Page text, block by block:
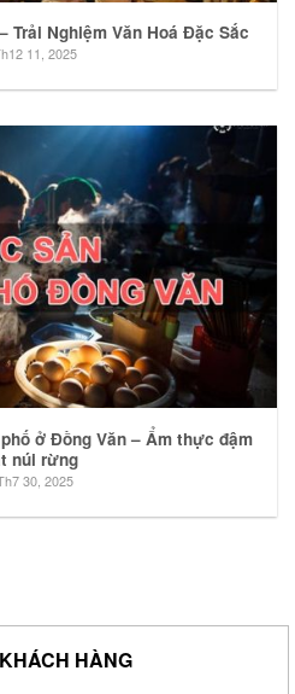
Trải Nghiệm Văn Hoá Đặc Sắc
11, 2025
ở Đồng Văn – Ẩm thực đậm
núi rừng
30, 2025
HÀNG